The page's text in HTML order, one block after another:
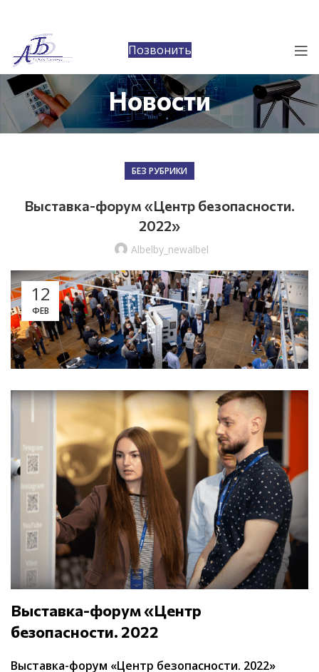
Позвонить
Новости
БЕЗ РУБРИКИ
Выставка-форум «Центр безопасности.
2022»
Albelby_newalbel
12
ФЕВ
Выставка-форум «Центр
безопасности. 2022
Выставка-форум «Центр безопасности. 2022»